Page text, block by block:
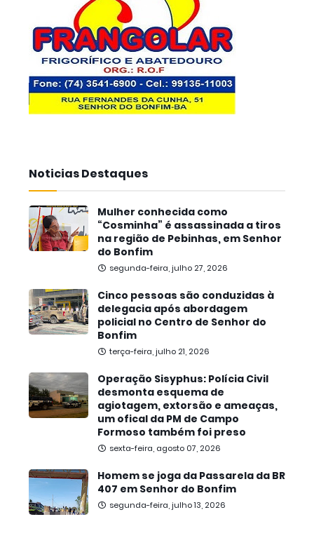
Noticias Destaques
Mulher conhecida como
“Cosminha” é assassinada a tiros
na região de Pebinhas, em Senhor
do Bonfim
segunda-feira, julho 27, 2026
Cinco pessoas são conduzidas à
delegacia após abordagem
policial no Centro de Senhor do
Bonfim
terça-feira, julho 21, 2026
Operação Sisyphus: Polícia Civil
desmonta esquema de
agiotagem, extorsão e ameaças,
um ofical da PM de Campo
Formoso também foi preso
sexta-feira, agosto 07, 2026
Homem se joga da Passarela da BR
407 em Senhor do Bonfim
segunda-feira, julho 13, 2026